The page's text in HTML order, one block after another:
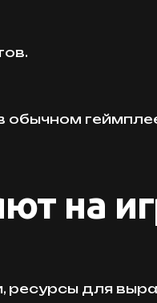
обычном
на
ресурсы для